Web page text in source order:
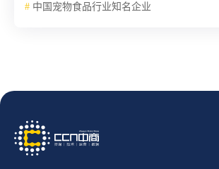
# 中国宠物食品行业知名企业